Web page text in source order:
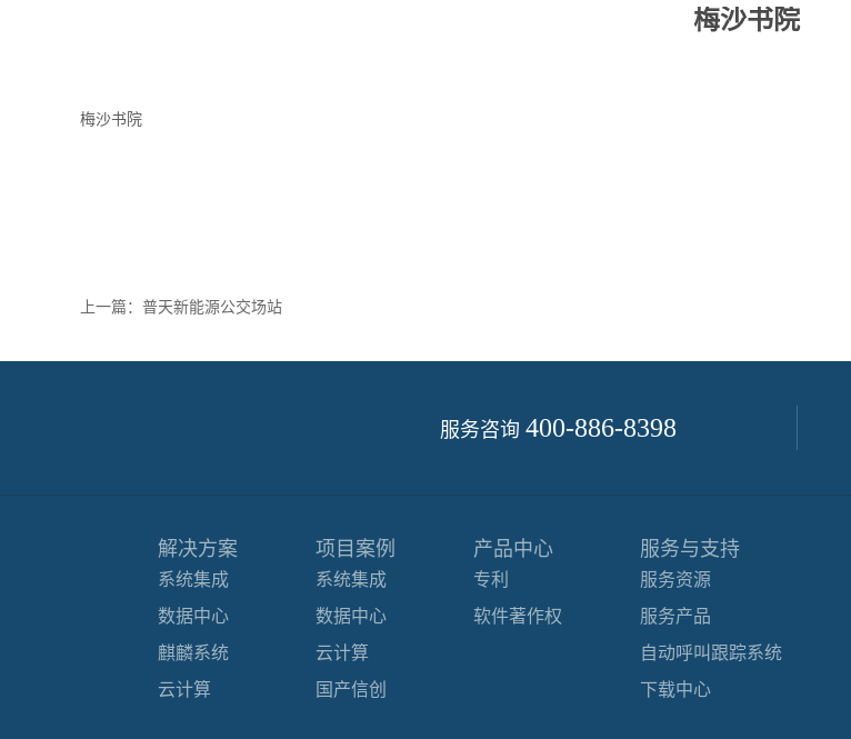
梅沙书院
梅沙书院
上一篇： 普天新能源公交场站
服务咨询 400-886-8398
解决方案
系统集成
数据中心
麒麟系统
云计算
项目案例
系统集成
数据中心
云计算
国产信创
产品中心
专利
软件著作权
服务与支持
服务资源
服务产品
自动呼叫跟踪系统
下载中心